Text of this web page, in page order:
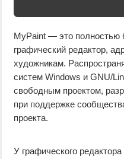
MyPaint — это полностью
графический редактор,
художникам.
систем Windows и GNU/
свободным проектом,
при поддержке
проекта.
У графического